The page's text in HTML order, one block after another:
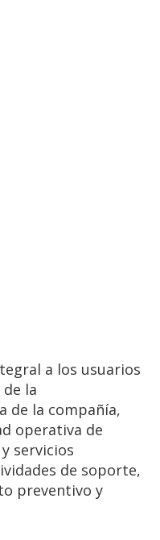
a los usuarios
la
de la compañía,
operativa de
servicios
de soporte,
preventivo y